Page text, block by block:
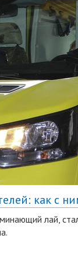
как с
лай,